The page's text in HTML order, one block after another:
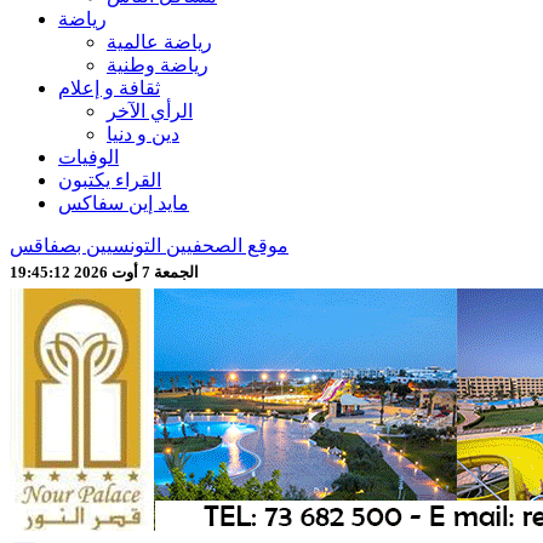
رياضة
رياضة عالمية
رياضة وطنية
ثقافة و إعلام
الرأي الآخر
دين و دنيا
الوفيات
القراء يكتبون
مايد إين سفاكس
موقع الصحفيين التونسيين بصفاقس
الجمعة 7 أوت 2026 19:45:14